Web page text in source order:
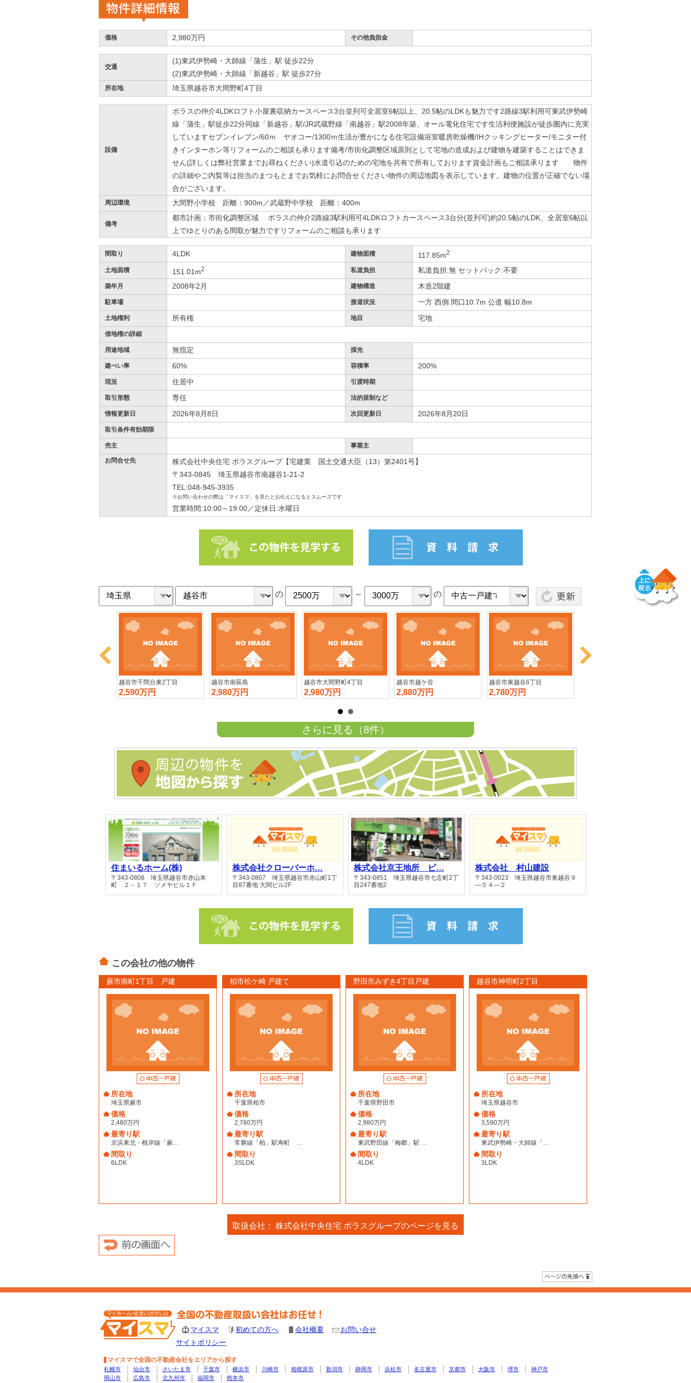
物件詳細情報
価格 2,980万円 その他負担金
交通
(1)東武伊勢崎・大師線「蒲生」駅 徒歩22分
(2)東武伊勢崎・大師線「新越谷」駅 徒歩27分
所在地 埼玉県越谷市大間野町4丁目
設備
ポラスの仲介4LDKロフト小屋裏収納カースペース3台並列可全居室6帖以上、20.5帖のLDKも魅力です2路線3駅利用可東武伊勢崎
線「蒲生」駅徒歩22分同線「新越谷」駅/JR武蔵野線「南越谷」駅2008年築、オール電化住宅です生活利便施設が徒歩圏内に充実
していますセブンイレブン/60ｍ ヤオコー/1300ｍ生活が豊かになる住宅設備浴室暖房乾燥機/IHクッキングヒーター/モニター付
きインターホン等リフォームのご相談も承ります備考/市街化調整区域原則として宅地の造成および建物を建築することはできま
せん(詳しくは弊社営業までお尋ねください)水道引込のための宅地を共有で所有しております資金計画もご相談承ります 物件
の詳細やご内覧等は担当のまつもとまでお気軽にお問合せください物件の周辺地図を表示しています。建物の位置が正確でない場
合がございます。
周辺環境 大間野小学校 距離：900m／武蔵野中学校 距離：400m
備考
都市計画：市街化調整区域 ポラスの仲介2路線3駅利用可4LDKロフトカースペース3台分(並列可)約20.5帖のLDK、全居室6帖以
上でゆとりのある間取が魅力ですリフォームのご相談も承ります
間取り 4LDK 建物面積 117.85m2
土地面積 151.01m2 私道負担 私道負担:無 セットバック:不要
築年月 2008年2月 建物構造 木造2階建
駐車場 接道状況 一方 西側 間口10.7m 公道 幅10.8m
土地権利 所有権 地目 宅地
借地権の詳細
用途地域 無指定 採光
建ぺい率 60% 容積率 200%
現況 住居中 引渡時期
取引形態 専任 法的規制など
情報更新日 2026年8月8日 次回更新日 2026年8月20日
取引条件有効期限
売主 事業主
お問合せ先
株式会社中央住宅 ポラスグループ【宅建業 国土交通大臣（13）第2401号】
〒343-0845 埼玉県越谷市南越谷1-21-2
TEL:048-945-3935
※お問い合わせの際は「マイスマ」を見たとお伝えになるとスムーズです
営業時間:10:00～19:00／定休日:水曜日
の ～ の
越谷市千間台東2丁目
2,590万円
越谷市南荻島
2,980万円
越谷市大間野町4丁目
2,980万円
越谷市越ケ谷
2,880万円
越谷市東越谷6丁目
2,780万円
さらに見る（8件）
周辺の物件を地図から探す
住まいるホーム(株)
〒343-0808 埼玉県越谷市赤山本
町 ２－１７ ソメヤビル１Ｆ
株式会社クローバーホ…
〒343-0807 埼玉県越谷市赤山町1丁
目87番地 大関ビル2F
株式会社京王地所 ピ…
〒343-0851 埼玉県越谷市七左町2丁
目247番地2
株式会社 村山建設
〒343-0023 埼玉県越谷市東越谷９
―５４―２
この会社の他の物件
蕨市南町1丁目 戸建
所在地
埼玉県蕨市
価格
2,480万円
最寄り駅
京浜東北・根岸線「蕨…
間取り
6LDK
柏市松ケ崎 戸建て
所在地
千葉県柏市
価格
2,780万円
最寄り駅
常磐線「柏」駅寿町 …
間取り
3SLDK
野田市みずき4丁目戸建
所在地
千葉県野田市
価格
2,980万円
最寄り駅
東武野田線「梅郷」駅 …
間取り
4LDK
越谷市神明町2丁目
所在地
埼玉県越谷市
価格
3,590万円
最寄り駅
東武伊勢崎・大師線「…
間取り
3LDK
取扱会社： 株式会社中央住宅 ポラスグループのページを見る
ページの先頭へ
マイスマ 初めての方へ 会社概要
お問い合せ
サイトポリシー
マイスマで全国の不動産会社をエリアから探す
札幌市 仙台市 さいたま市 千葉市 横浜市 川崎市 相模原市 新潟市 静岡市 浜松市 名古屋市 京都市 大阪市 堺市
神戸市
岡山市
広島市 北九州市 福岡市 熊本市